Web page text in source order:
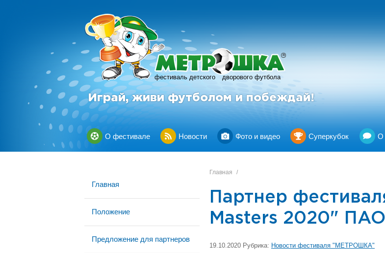
фестиваль детского дворового футбола
R
Играй, живи футболом и побеждай!
О фестивале Новости Фото и видео Суперкубок О
Главная
Положение
Предложение для партнеров
Главная /
Партнер
Masters 2020"
19.10.2020 Рубрика: Новости фестиваля "МЕТРОШКА"